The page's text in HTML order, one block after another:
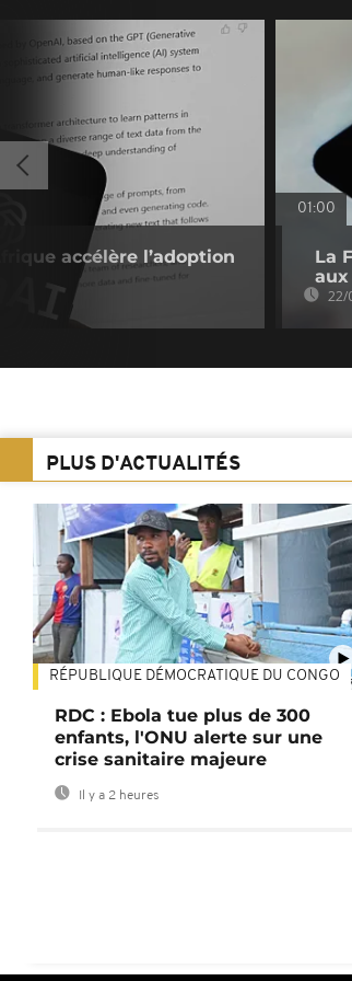
accélère l’adoption
01:00
La
aux
22/
PLUS D'ACTUALITÉS
01:47
RÉPUBLIQUE DÉMOCRATIQUE DU CONGO
RDC : Ebola tue plus de 300
enfants, l'ONU alerte sur une
crise sanitaire majeure
Il y a 2 heures